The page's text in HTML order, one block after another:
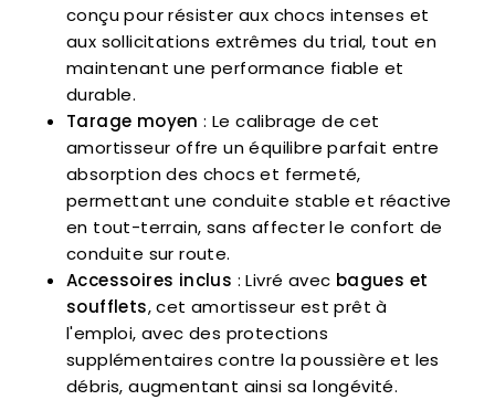
conçu pour résister aux chocs intenses et
aux sollicitations extrêmes du trial, tout en
maintenant une performance fiable et
durable.
Tarage moyen : Le calibrage de cet
amortisseur offre un équilibre parfait entre
absorption des chocs et fermeté,
permettant une conduite stable et réactive
en tout-terrain, sans affecter le confort de
conduite sur route.
Accessoires inclus : Livré avec bagues et
soufflets, cet amortisseur est prêt à
l'emploi, avec des protections
supplémentaires contre la poussière et les
débris, augmentant ainsi sa longévité.